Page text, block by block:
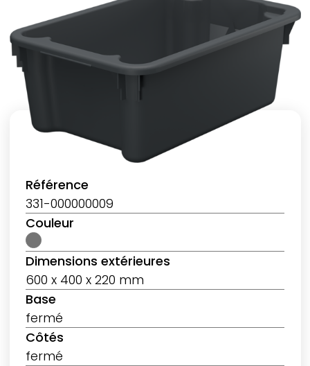
Référence
331-000000009
Couleur
Dimensions extérieures
600 x 400 x 220 mm
Base
fermé
Côtés
fermé